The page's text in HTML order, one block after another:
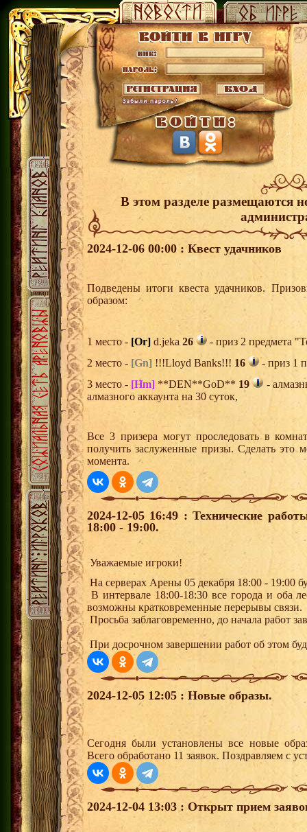
В этом разделе размещаются
2024-12-06 00:00 : Квест удачников
Подведены итоги квеста удачников.
образом:
1 место - [Or] d.jeka 26
- приз 2 предмета
2 место - [Gn] !!!Lloyd Banks!!! 16
- приз 1
3 место - [Hm] **DEN**GoD** 19
-
алмазного аккаунта на 30 суток,
Все 3 призера могут проследовать в
получить заслуженные призы. Сделать это
момента.
2024-12-05 16:49 : Технические
18:00 - 19:00.
Уважаемые игроки!
На серверах Арены 05 декабря 18:00 - 19:00
В интервале 18:00-18:30 все города и оба
возможны кратковременные перерывы связи.
Просьба заблаговременно, до начала работ
При досрочном завершении работ об этом
2024-12-05 12:05 : Новые образы.
Сегодня были установлены все новые
Всего обработано 11 заявок. Поздравляем с
2024-12-04 13:03 : Открыт прием